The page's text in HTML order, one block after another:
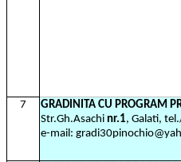
7
GRADINITA CU PROGRAM
Str.Gh.Asachi nr.1, Galati,
e-mail: